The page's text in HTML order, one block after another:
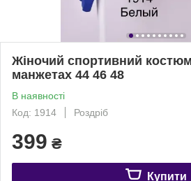
Жіночий спортивний костюм
манжетах 44 46 48
В наявності
Код: 1914
Роздріб
399 ₴
Купити